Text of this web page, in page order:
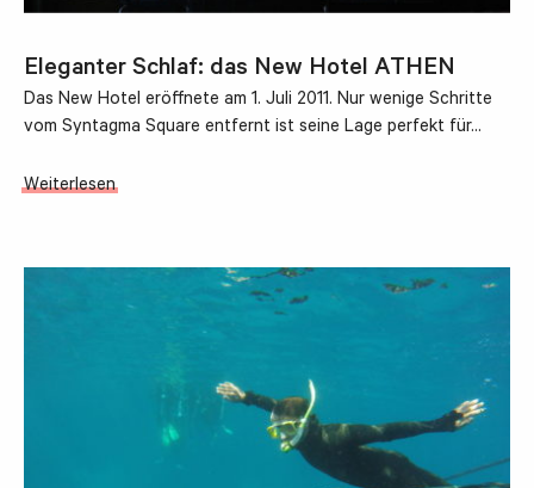
Eleganter Schlaf: das New Hotel ATHEN
Das New Hotel eröffnete am 1. Juli 2011. Nur wenige Schritte
vom Syntagma Square entfernt ist seine Lage perfekt für…
Weiterlesen